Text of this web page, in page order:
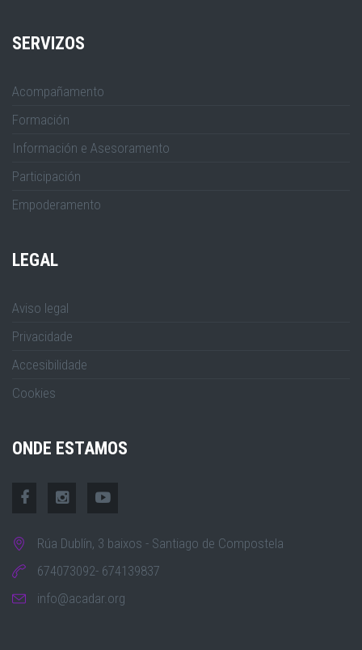
SERVIZOS
Acompañamento
Formación
Información e Asesoramento
Participación
Empoderamento
LEGAL
Aviso legal
Privacidade
Accesibilidade
Cookies
ONDE ESTAMOS
Rúa Dublín, 3 baixos - Santiago de Compostela
674073092- 674139837
info@acadar.org